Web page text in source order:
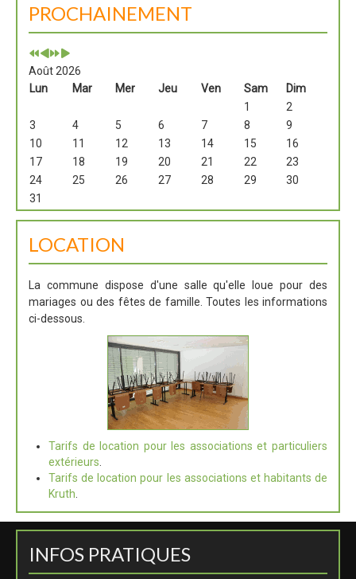
PROCHAINEMENT
Août 2026
Lun
Mar Mer Jeu Ven Sam
Dim
1
2
3
4 5 6 7 8
9
10
11 12 13 14 15
16
17
18 19 20 21 22
23
24
25 26 27 28 29
30
31
LOCATION
La commune dispose d'une salle qu'elle loue pour des
mariages ou des fêtes de famille. Toutes les informations
ci-dessous.
Tarifs de location pour les associations et particuliers
extérieurs
Tarifs de location pour les associations et habitants de
Kruth
INFOS PRATIQUES